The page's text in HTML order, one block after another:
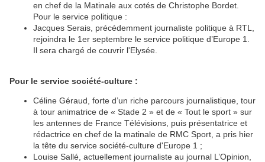
en chef de la Matinale aux cotés de Christophe Bordet.
Pour le service politique :
Jacques Serais, précédemment journaliste politique à RTL,
rejoindra le 1er septembre le service politique d’Europe 1.
Il sera chargé de couvrir l'Elysée.
Pour le service société-culture :
Céline Géraud, forte d’un riche parcours journalistique, tour
à tour animatrice de « Stade 2 » et de « Tout le sport » sur
les antennes de France Télévisions, puis présentatrice et
rédactrice en chef de la matinale de RMC Sport, a pris hier
la tête du service société-culture d'Europe 1 ;
Louise Sallé, actuellement journaliste au journal L’Opinion,